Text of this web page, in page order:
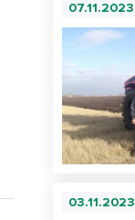
07.11.2023
03.11.2023